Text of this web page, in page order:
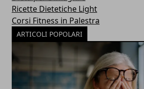
Ricette Dietetiche Light
Corsi Fitness in Palestra
ARTICOLI POPOLARI